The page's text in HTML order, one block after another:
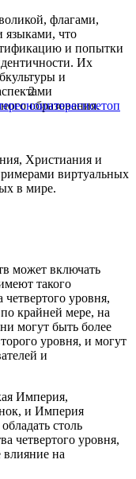
флагами,
языками, что
и попытки
Их
и
образования.
Христиания и
виртуальных
в мире.
может включать
такого
четвертого уровня,
крайней мере, на
могут быть более
уровня, и могут
и
Империя,
и Империя
столь
четвертого уровня,
влияние на
2
интересноетоп